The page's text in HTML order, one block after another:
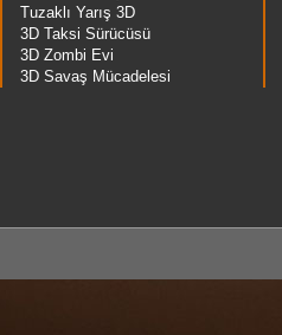
Tuzaklı Yarış 3D
3D Taksi Sürücüsü
3D Zombi Evi
3D Savaş Mücadelesi